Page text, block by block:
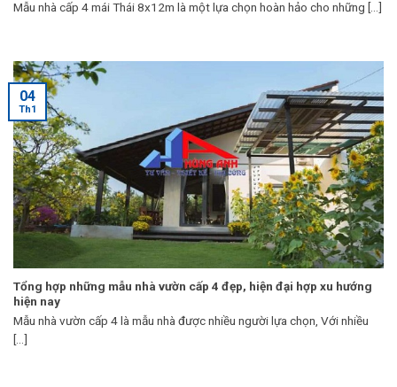
Mẫu nhà cấp 4 mái Thái 8x12m là một lựa chọn hoàn hảo cho những [...]
Tổng hợp những mẫu nhà vườn cấp 4 đẹp, hiện đại hợp xu hướng
hiện nay
Mẫu nhà vườn cấp 4 là mẫu nhà được nhiều người lựa chọn, Với nhiều
[...]
04
Th1